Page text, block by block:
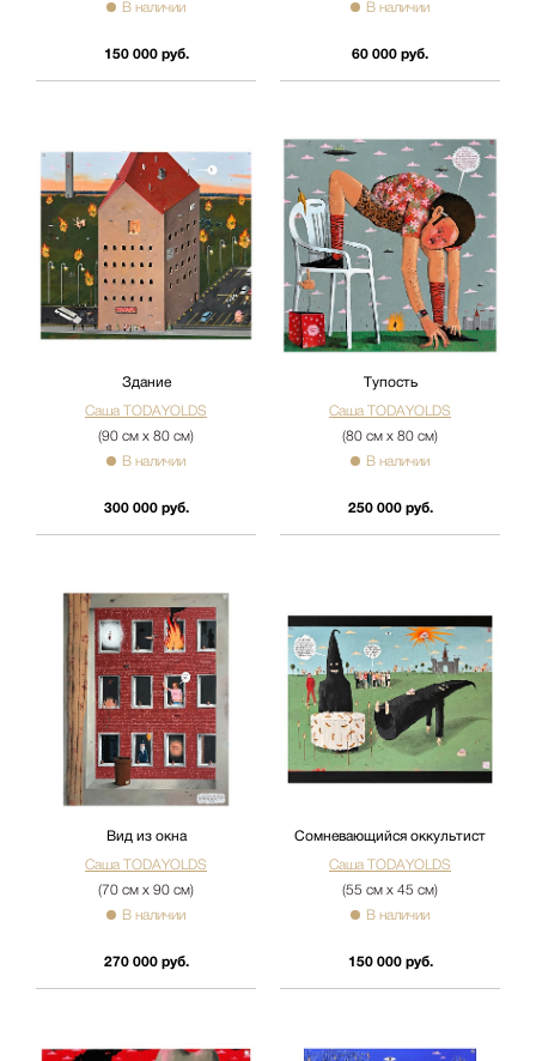
В наличии
150 000 руб.
В наличии
60 000 руб.
Здание
Саша TODAYOLDS
(90 см х 80 см)
В наличии
300 000 руб.
Тупость
Саша TODAYOLDS
(80 см х 80 см)
В наличии
250 000 руб.
Вид из окна
Саша TODAYOLDS
(70 см х 90 см)
В наличии
270 000 руб.
Сомневающийся оккультист
Саша TODAYOLDS
(55 см х 45 см)
В наличии
150 000 руб.